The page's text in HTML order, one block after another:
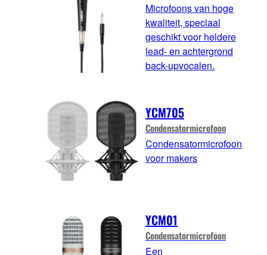
Microfoons van hoge
kwaliteit, speciaal
geschikt voor heldere
lead- en achtergrond
back-upvocalen.
YCM705
Condensatormicrofoon
Condensatormicrofoon
voor makers
YCM01
Condensatormicrofoon
Een